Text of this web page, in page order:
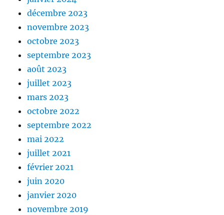
décembre 2023
novembre 2023
octobre 2023
septembre 2023
août 2023
juillet 2023
mars 2023
octobre 2022
septembre 2022
mai 2022
juillet 2021
février 2021
juin 2020
janvier 2020
novembre 2019